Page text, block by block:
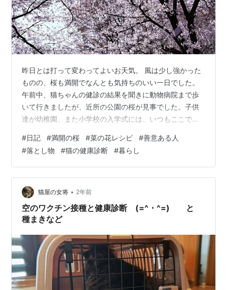
昨日とは打って変わってよいお天気。 風は少し強かった
ものの、桜も満開でなんとも気持ちのいい一日でした。
午前中、猫ちゃんの健診の結果を聞きに動物病院まで歩
いて行きましたが、近所の公園の桜が見事でした。子供
達が幼稚園、また小学校の入学式には、いつもここで写
猫ちゃんの健診結果は問題なく健康！ ただ、体重が6キ
ロを超えていました（笑） ４年かけて大きくなるそう
で、まだ3歳なのでこれからまだ大きくなりそうです。帰
りにちょっとしたハプニングがありました。 検査結果の
書かれたファイルをなんと落としてしまったのです。 途
中で気づき来た道を戻ったのですが、見つか…
#日記 #満開の桜 #菜の花レシピ #善意ある人
#落とし物 #猫の健康診断 #暮らし
猫屋の女将 • 2年前
空のワクチン接種と健康診断 (=^・^=) と
種まきなど